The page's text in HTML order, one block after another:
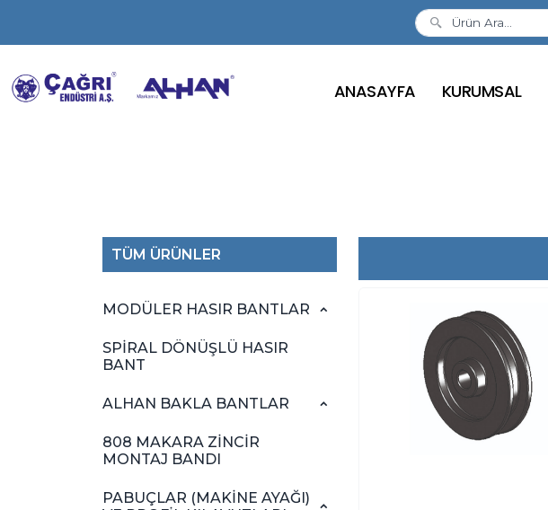
ANASAYFA KURUMSAL
TÜM ÜRÜNLER
MODÜLER HASIR BANTLAR
SPİRAL DÖNÜŞLÜ HASIR
BANT
ALHAN BAKLA BANTLAR
808 MAKARA ZİNCİR
MONTAJ BANDI
PABUÇLAR (MAKİNE AYAĞI)